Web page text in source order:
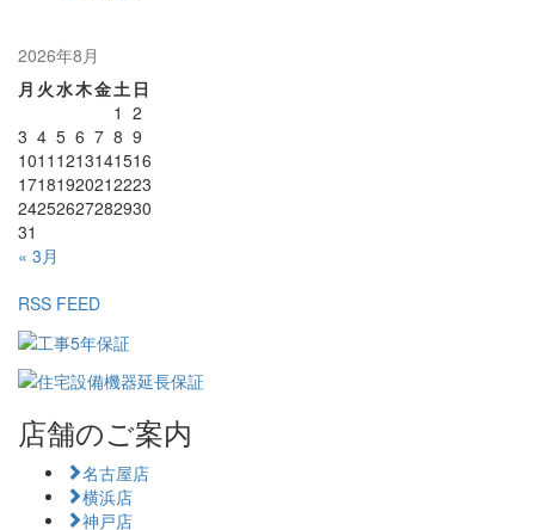
2026年8月
月 火水木金土 日
1 2
3 4 5 6 7 8 9
1011 1213141516
17181920212223
24252627282930
31
« 3月
RSS FEED
店舗のご案内
名古屋店
横浜店
神戸店